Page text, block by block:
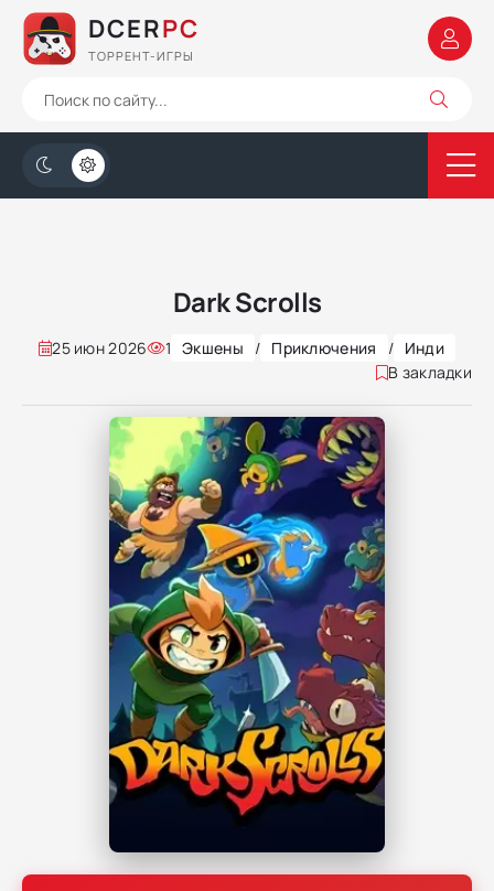
DCERPC
ТОРРЕНТ-ИГРЫ
Dark Scrolls
25 июн 2026 1 Экшены / Приключения / Инди
В закладки